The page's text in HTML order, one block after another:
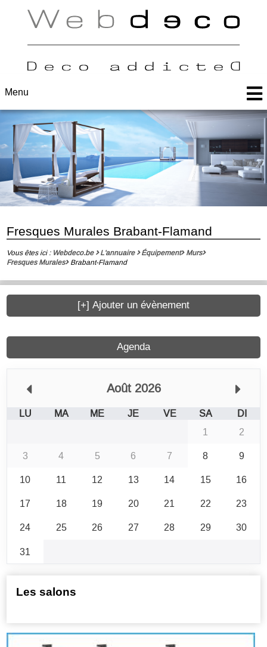
Menu
Fresques Murales Brabant-Flamand
Vous êtes ici : Webdeco.be L'annuaire Équipement
Murs
Fresques Murales
Brabant-Flamand
Agenda
Août 2026
LU MA ME JE VE SA
DI
1
2
3
4 5 6 7 8
9
10
11 12 13 14 15
16
17
18 19 20 21 22
23
24
25 26 27 28 29
30
31
[+] Ajouter un évènement
Les salons